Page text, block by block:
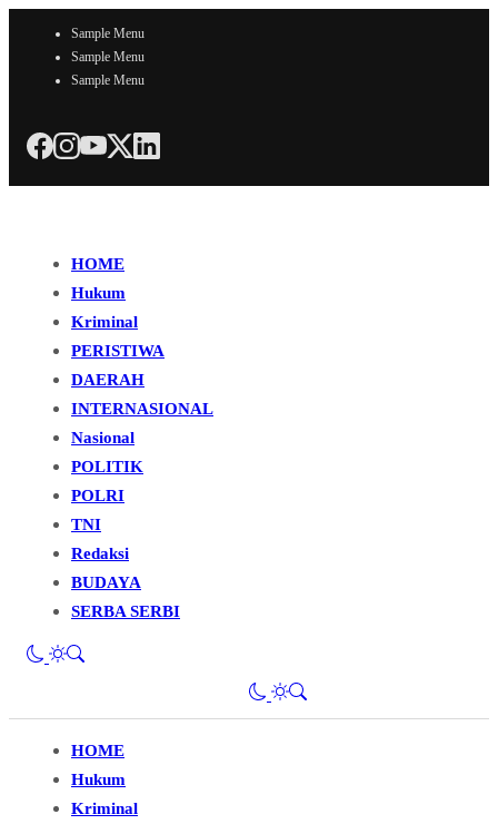
Sample Menu
Sample Menu
Sample Menu
HOME
Hukum
Kriminal
PERISTIWA
DAERAH
INTERNASIONAL
Nasional
POLITIK
POLRI
TNI
Redaksi
BUDAYA
SERBA SERBI
HOME
Hukum
Kriminal